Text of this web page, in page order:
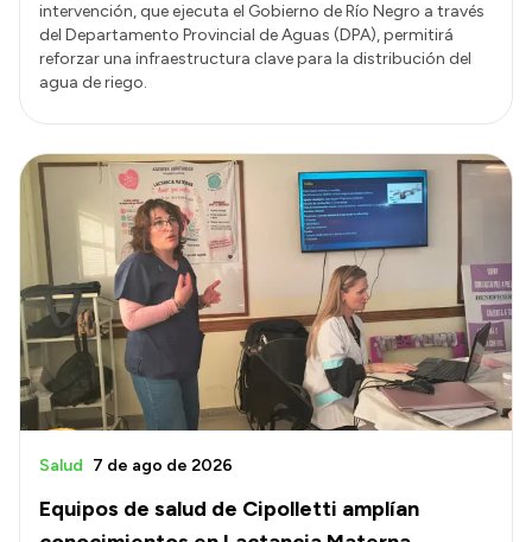
intervención, que ejecuta el Gobierno de Río Negro a través
del Departamento Provincial de Aguas (DPA), permitirá
reforzar una infraestructura clave para la distribución del
agua de riego.
Equipos de salud de Cipolletti amplían
Salud 7 de ago de 2026